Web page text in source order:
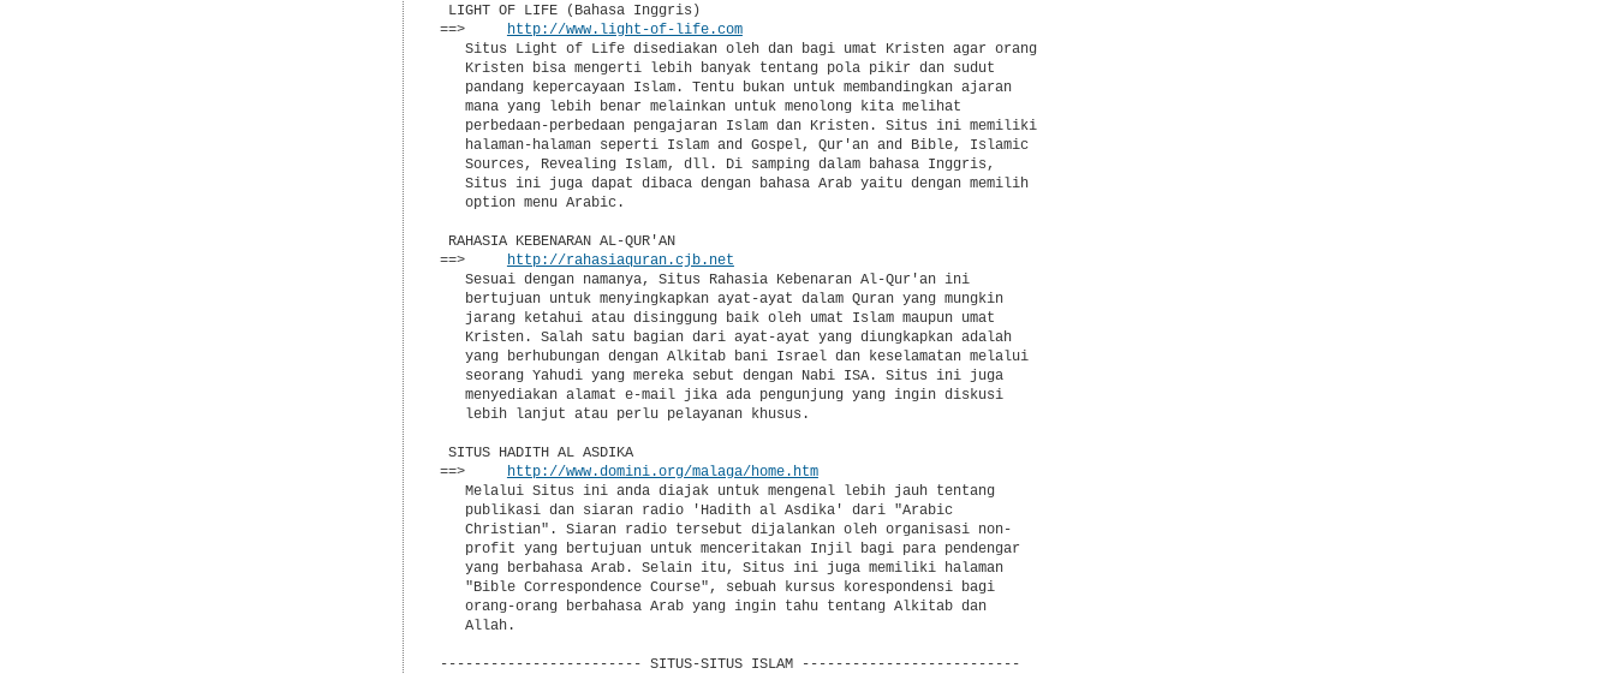
LIGHT OF LIFE (Bahasa Inggris)
==>
http://www.light-of-life.com
   Situs Light of Life disediakan oleh dan bagi umat Kristen agar orang
   Kristen bisa mengerti lebih banyak tentang pola pikir dan sudut
   pandang kepercayaan Islam. Tentu bukan untuk membandingkan ajaran
   mana yang lebih benar melainkan untuk menolong kita melihat
   perbedaan-perbedaan pengajaran Islam dan Kristen. Situs ini memiliki
   halaman-halaman seperti Islam and Gospel, Qur'an and Bible, Islamic
   Sources, Revealing Islam, dll. Di samping dalam bahasa Inggris,
   Situs ini juga dapat dibaca dengan bahasa Arab yaitu dengan memilih
   option menu Arabic.
RAHASIA KEBENARAN AL-QUR'AN
==>
http://rahasiaquran.cjb.net
   Sesuai dengan namanya, Situs Rahasia Kebenaran Al-Qur'an ini
   bertujuan untuk menyingkapkan ayat-ayat dalam Quran yang mungkin
   jarang ketahui atau disinggung baik oleh umat Islam maupun umat
   Kristen. Salah satu bagian dari ayat-ayat yang diungkapkan adalah
   yang berhubungan dengan Alkitab bani Israel dan keselamatan melalui
   seorang Yahudi yang mereka sebut dengan Nabi ISA. Situs ini juga
   menyediakan alamat e-mail jika ada pengunjung yang ingin diskusi
   lebih lanjut atau perlu pelayanan khusus.
SITUS HADITH AL ASDIKA
==>
http://www.domini.org/malaga/home.htm
   Melalui Situs ini anda diajak untuk mengenal lebih jauh tentang
   publikasi dan siaran radio 'Hadith al Asdika' dari "Arabic
   Christian". Siaran radio tersebut dijalankan oleh organisasi non-
   profit yang bertujuan untuk menceritakan Injil bagi para pendengar
   yang berbahasa Arab. Selain itu, Situs ini juga memiliki halaman
   "Bible Correspondence Course", sebuah kursus korespondensi bagi
   orang-orang berbahasa Arab yang ingin tahu tentang Alkitab dan
   Allah.
------------------------ SITUS-SITUS ISLAM --------------------------